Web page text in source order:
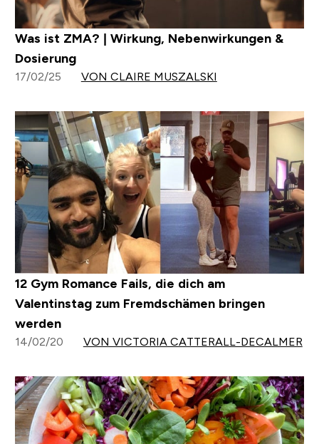
Was ist ZMA? | Wirkung, Nebenwirkungen &
Dosierung
17/02/25 VON CLAIRE MUSZALSKI
12 Gym Romance Fails, die dich am
Valentinstag zum Fremdschämen bringen
werden
14/02/20 VON VICTORIA CATTERALL-DECALMER